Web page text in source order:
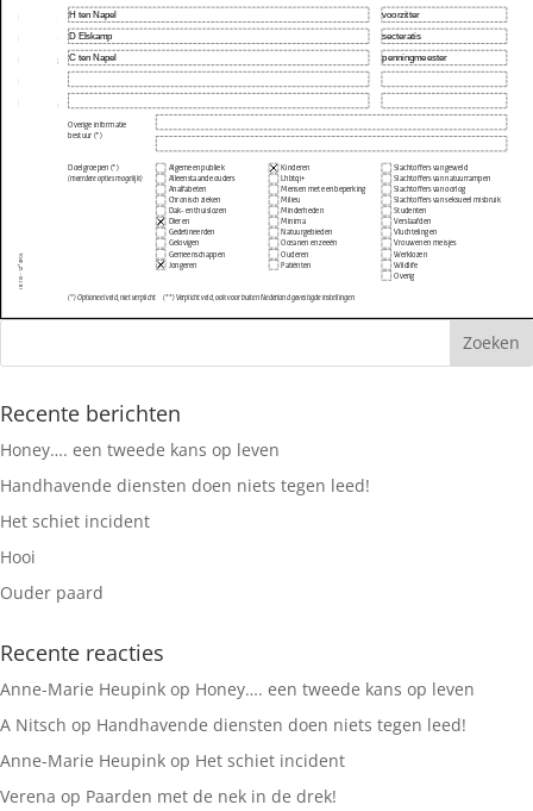
Recente berichten
Honey…. een tweede kans op leven
Handhavende diensten doen niets tegen leed!
Het schiet incident
Hooi
Ouder paard
Recente reacties
Anne-Marie Heupink op Honey…. een tweede kans op leven
A Nitsch op Handhavende diensten doen niets tegen leed!
Anne-Marie Heupink op Het schiet incident
Verena op Paarden met de nek in de drek!